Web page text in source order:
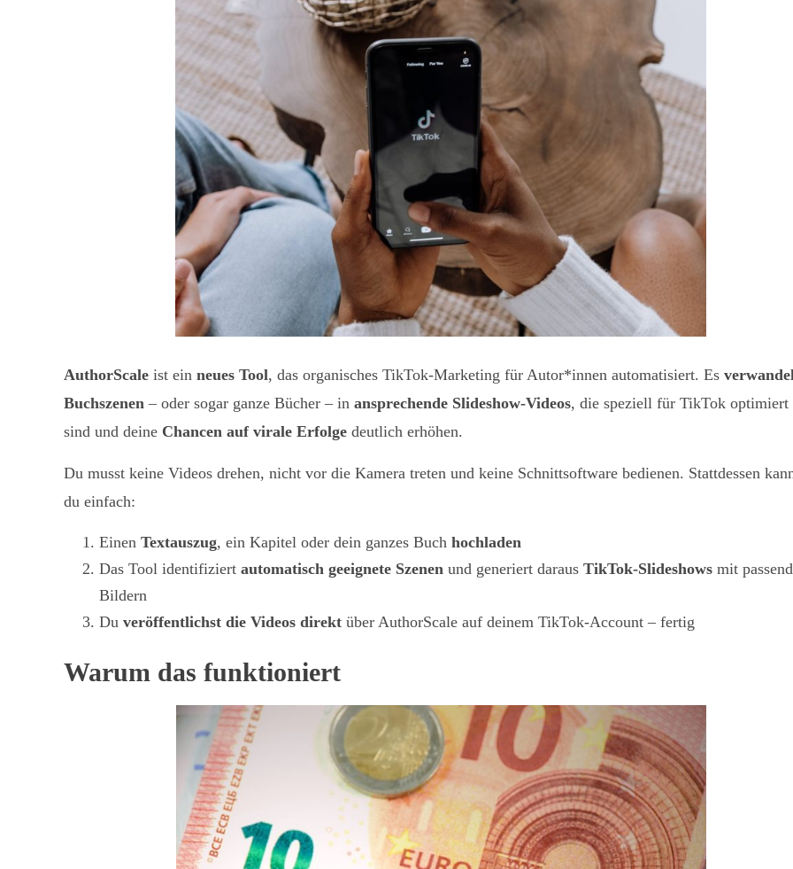
AuthorScale ist ein neues Tool, das organisches TikTok-Marketing für Autor*innen automatisiert. Es
Buchszenen – oder sogar ganze Bücher – in ansprechende Slideshow-Videos, die speziell für TikTok optimiert
sind und deine Chancen auf virale Erfolge deutlich erhöhen.
Du musst keine Videos drehen, nicht vor die Kamera treten und keine Schnittsoftware bedienen. Stattdessen
du einfach:
Einen Textauszug, ein Kapitel oder dein ganzes Buch hochladen
Das Tool identifiziert automatisch geeignete Szenen und generiert daraus TikTok-Slideshows mit
Bildern
Du veröffentlichst die Videos direkt über AuthorScale auf deinem TikTok-Account – fertig
Warum das funktioniert